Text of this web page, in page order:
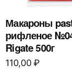
Макароны
рифленое
Rigate 500г
110,00₽